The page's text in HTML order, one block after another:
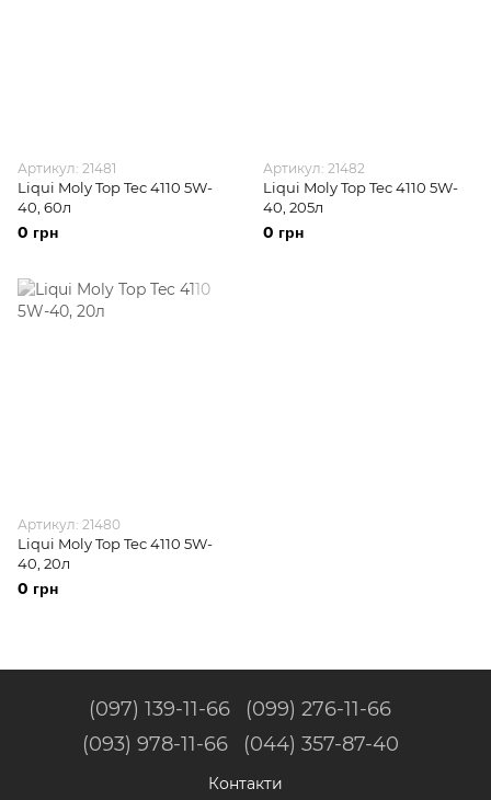
Артикул: 21481
Liqui Moly Top Tec 4110 5W-
40, 60л
0 грн
Артикул: 21482
Liqui Moly Top Tec 4110 5W-
40, 205л
0 грн
Артикул: 21480
Liqui Moly Top Tec 4110 5W-
40, 20л
0 грн
(097) 139-11-66
(099) 276-11-66
(093) 978-11-66
(044) 357-87-40
Контакти